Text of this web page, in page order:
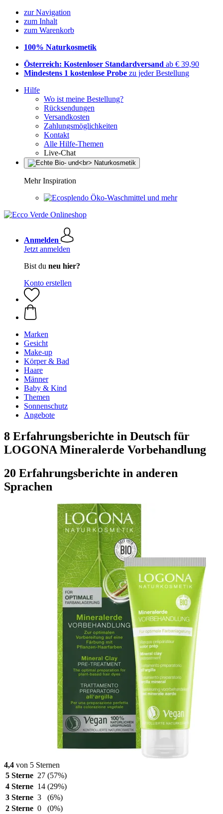
zur Navigation
zum Inhalt
zum Warenkorb
100% Naturkosmetik
Österreich: Kostenloser Standardversand ab € 39,90
Mindestens 1 kostenlose Probe zu jeder Bestellung
Hilfe
Wo ist meine Bestellung?
Rücksendungen
Versandkosten
Zahlungsmöglichkeiten
Kontakt
Alle Hilfe-Themen
Live-Chat
Mehr Inspiration
Öko-Waschmittel und mehr
Anmelden
Jetzt anmelden
Bist du neu hier?
Konto erstellen
Marken
Gesicht
Make-up
Körper & Bad
Haare
Männer
Baby & Kind
Themen
Sonnenschutz
Angebote
8 Erfahrungsberichte in Deutsch für
LOGONA Mineralerde Vorbehandlung
20 Erfahrungsberichte in anderen
Sprachen
4,4 von 5 Sternen
5 Sterne 27 (57%)
4 Sterne 14 (29%)
3 Sterne 3
(6%)
2 Sterne 0
(0%)